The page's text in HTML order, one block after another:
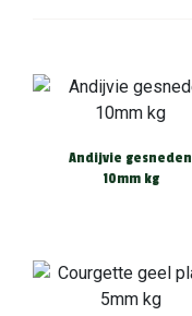
Andijvie gesneden
10mm kg